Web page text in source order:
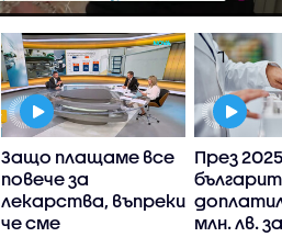
Защо плащаме все
повече за
лекарства, въпреки
че сме
През
млн. лв. за